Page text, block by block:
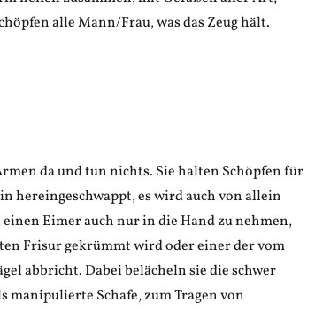
alle Mann/Frau, was das Zeug hält.
da und tun nichts. Sie halten Schöpfen für
hereingeschwappt, es wird auch von allein
Eimer auch nur in die Hand zu nehmen,
Frisur gekrümmt wird oder einer der vom
abbricht. Dabei belächeln sie die schwer
manipulierte Schafe, zum Tragen von